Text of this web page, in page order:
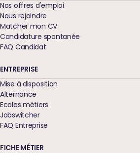
Nos offres d'emploi
Nous rejoindre
Matcher mon CV
Candidature spontanée
FAQ Candidat
ENTREPRISE
Mise à disposition
Alternance
Ecoles métiers
Jobswitcher
FAQ Entreprise
FICHE MÉTIER